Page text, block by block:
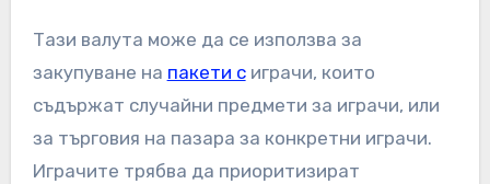
Тази валута може да се използва за
закупуване на пакети сиграчи, които
съдържат случайни предмети за играчи, или
за търговия на пазара за конкретни играчи.
Играчите трябва да приоритизират